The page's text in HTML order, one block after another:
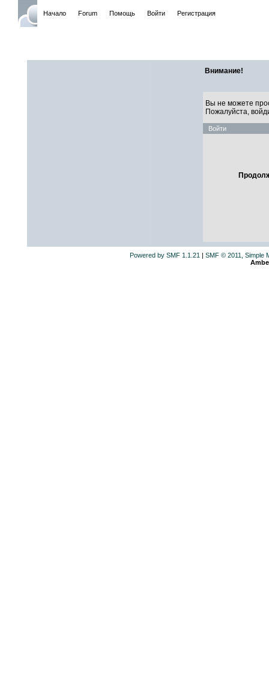
Начало Forum Помощь Войти Регистрация
Внимание!
Вы не можете
Пожалуйста,
Войти
Powered by SMF 1.1.21 | SMF © 2011, Simple